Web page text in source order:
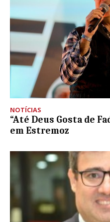
NOTÍCIAS
“Até Deus Gosta de
em Estremoz